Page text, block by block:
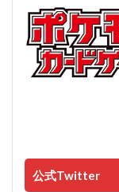
公式Twitter